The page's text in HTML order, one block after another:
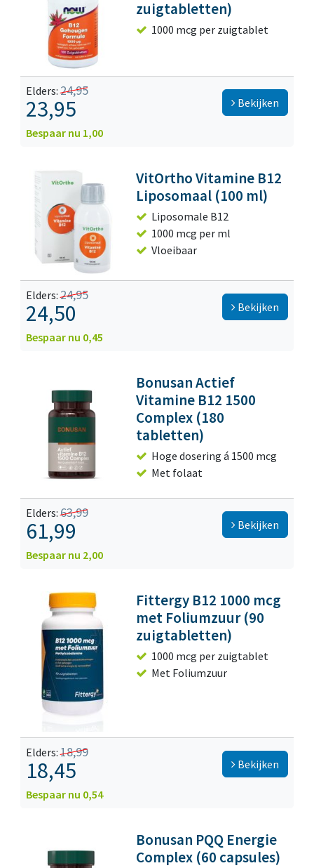
zuigtabletten)
1000 mcg per zuigtablet
Elders:24,95
23,95
Bespaar nu 1,00
Bekijken
VitOrtho Vitamine B12
Liposomaal (100 ml)
Liposomale B12
1000 mcg per ml
Vloeibaar
Elders:24,95
24,50
Bespaar nu 0,45
Bekijken
Bonusan Actief
Vitamine B12 1500
Complex (180
tabletten)
Hoge dosering á 1500 mcg
Met folaat
Elders:63,99
61,99
Bespaar nu 2,00
Bekijken
Fittergy B12 1000 mcg
met Foliumzuur (90
zuigtabletten)
1000 mcg per zuigtablet
Met Foliumzuur
Elders:18,99
18,45
Bespaar nu 0,54
Bekijken
Bonusan PQQ Energie
Complex (60 capsules)